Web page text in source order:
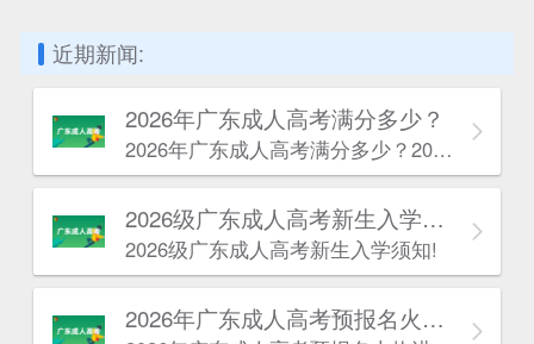
近期新闻:
2026年广东成人高考满分多少？
2026年广东成人高考满分多少？2026年广东成人高考满分根据报考层次不同分为两种情况。
2026级广东成人高考新生入学须知!
2026级广东成人高考新生入学须知!
2026年广东成人高考预报名火热进行中！